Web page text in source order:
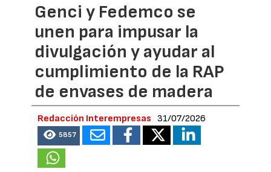
Genci y Fedemco se
unen para impusar la
divulgación y ayudar al
cumplimiento de la RAP
de envases de madera
Redacción Interempresas 31/07/2026
5857